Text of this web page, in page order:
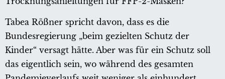
Tabea Rößner spricht davon, dass es die
Bundesregierung „beim gezielten Schutz der
Kinder“ versagt hätte. Aber was für ein Schutz soll
das eigentlich sein, wo während des gesamten